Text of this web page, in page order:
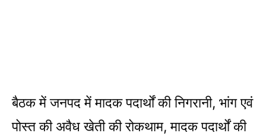
बैठक में जनपद में मादक पदार्थों की निगरानी, भांग एवं
पोस्त की अवैध खेती की रोकथाम, मादक पदार्थों की